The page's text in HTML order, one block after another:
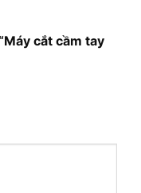
cắt cầm tay